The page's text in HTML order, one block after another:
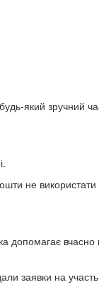
який зручний
не
допомагає
заявки на